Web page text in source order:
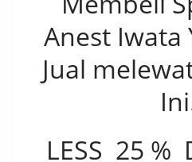
Anest Iwata
Jual
LESS 25 %